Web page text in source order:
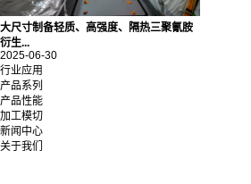
大尺寸制备轻质、高强度、隔热三聚氰胺
衍生...
2025-06-30
行业应用
产品系列
产品性能
加工模切
新闻中心
关于我们